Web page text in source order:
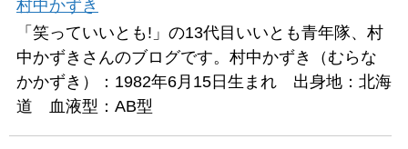
村中かずき
「笑っていいとも!」の13代目いいとも青年隊、村
中かずきさんのブログです。村中かずき（むらな
かかずき）：1982年6月15日生まれ 出身地：北海
道 血液型：AB型